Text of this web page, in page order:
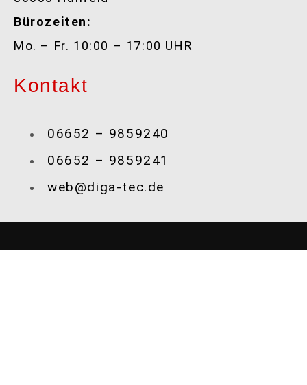
Bürozeiten:
Mo. – Fr. 10:00 – 17:00 UHR
Kontakt
06652 – 9859240
06652 – 9859241
web@diga-tec.de